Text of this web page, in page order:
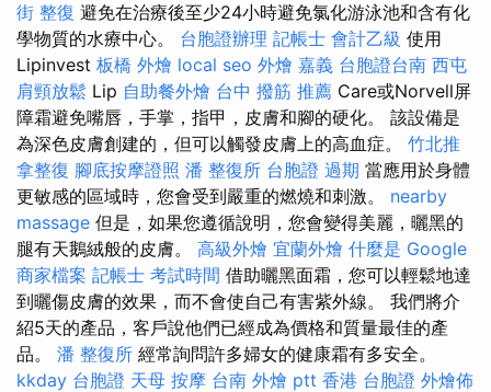
街 整復 避免在治療後至少24小時避免氯化游泳池和含有化
學物質的水療中心。 台胞證辦理 記帳士 會計乙級 使用
Lipinvest 板橋 外燴 local seo 外燴 嘉義 台胞證台南 西屯
肩頸放鬆 Lip 自助餐外燴 台中 撥筋 推薦 Care或Norvell屏
障霜避免嘴唇，手掌，指甲，皮膚和腳的硬化。 該設備是
為深色皮膚創建的，但可以觸發皮膚上的高血症。 竹北推
拿整復 腳底按摩證照 潘 整復所 台胞證 過期 當應用於身體
更敏感的區域時，您會受到嚴重的燃燒和刺激。 nearby
massage 但是，如果您遵循說明，您會變得美麗，曬黑的
腿有天鵝絨般的皮膚。 高級外燴 宜蘭外燴 什麼是 Google
商家檔案 記帳士 考試時間 借助曬黑面霜，您可以輕鬆地達
到曬傷皮膚的效果，而不會使自己有害紫外線。 我們將介
紹5天的產品，客戶說他們已經成為價格和質量最佳的產
品。 潘 整復所 經常詢問許多婦女的健康霜有多安全。
kkday 台胞證 天母 按摩 台南 外燴 ptt 香港 台胞證 外燴佈